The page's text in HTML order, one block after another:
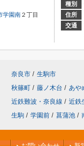
学園南 ２丁目
種別
住所
交通
奈良市 / 生駒市
秋篠町 / 藤ノ木台 / あや
近鉄難波・奈良線 / 近鉄
生駒 / 学園前 / 菖蒲池 /